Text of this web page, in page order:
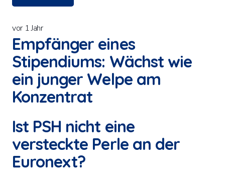
vor 1 Jahr
Empfänger eines
Stipendiums: Wächst wie
ein junger Welpe am
Konzentrat
Ist PSH nicht eine
versteckte Perle an der
Euronext?